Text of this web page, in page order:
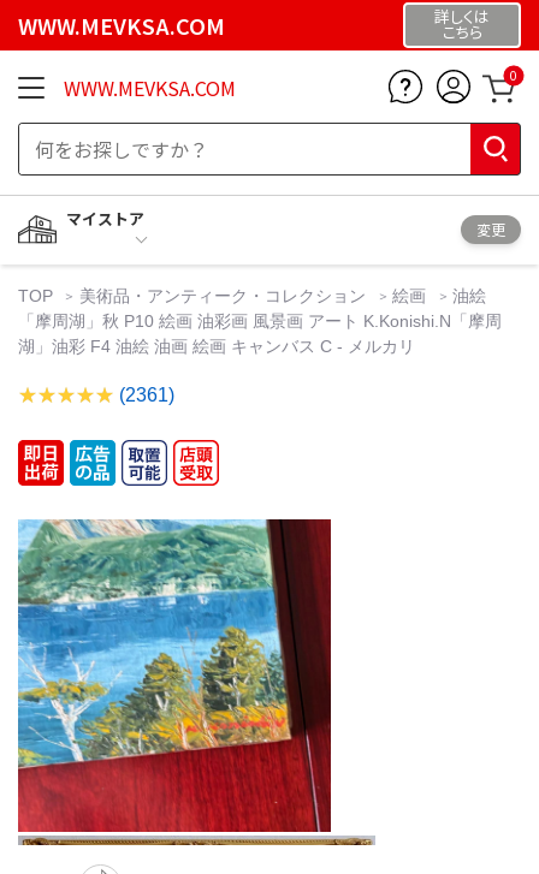
WWW.MEVKSA.COM 詳しくは
こちら
WWW.MEVKSA.COM 0
マイストア
変更
TOP 美術品・アンティーク・コレクション 絵画
油絵
「摩周湖」秋 P10 絵画 油彩画 風景画 アート K.Konishi.N「摩周
湖」油彩 F4 油絵 油画 絵画 キャンバス C - メルカリ
(2361)